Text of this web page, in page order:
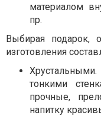
материалом
пр.
Выбирая подарок,
изготовления
тонкими
прочные,
напитку